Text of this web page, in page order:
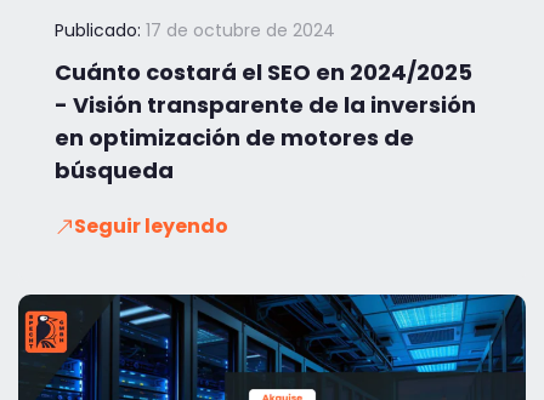
Publicado: 17 de octubre de 2024
Cuánto costará el SEO en 2024/2025
- Visión transparente de la inversión
en optimización de motores de
búsqueda
Seguir leyendo